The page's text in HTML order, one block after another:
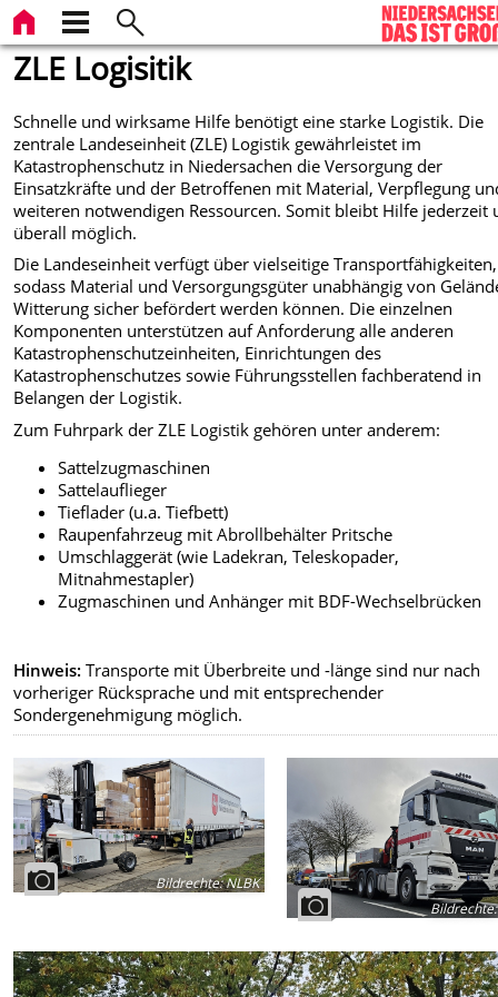
ZLE Logisitik
Schnelle und wirksame Hilfe benötigt eine starke Logistik. Die
zentrale Landeseinheit (ZLE) Logistik gewährleistet im
Katastrophenschutz in Niedersachen die Versorgung der
Einsatzkräfte und der Betroffenen mit Material, Verpflegung
weiteren notwendigen Ressourcen. Somit bleibt Hilfe jederzeit
überall möglich.
Die Landeseinheit verfügt über vielseitige Transportfähigkeiten,
sodass Material und Versorgungsgüter unabhängig von
Witterung sicher befördert werden können. Die einzelnen
Komponenten unterstützen auf Anforderung alle anderen
Katastrophenschutzeinheiten, Einrichtungen des
Katastrophenschutzes sowie Führungsstellen fachberatend in
Belangen der Logistik.
Zum Fuhrpark der ZLE Logistik gehören unter anderem:
Sattelzugmaschinen
Sattelauflieger
Tieflader (u.a. Tiefbett)
Raupenfahrzeug mit Abrollbehälter Pritsche
Umschlaggerät (wie Ladekran, Teleskopader,
Mitnahmestapler)
Zugmaschinen und Anhänger mit BDF-Wechselbrücken
Hinweis: Transporte mit Überbreite und -länge sind nur nach
vorheriger Rücksprache und mit entsprechender
Sondergenehmigung möglich.
Bildrechte:NLBK
Bildrechte: